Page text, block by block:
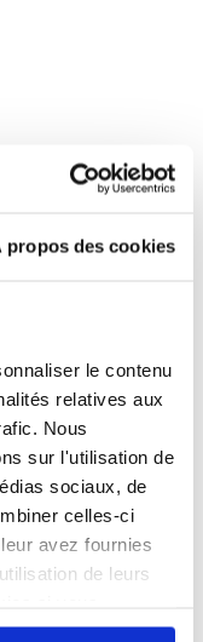
propos des cookies
le contenu
relatives aux
Nous
sur l'utilisation de
sociaux, de
celles-ci
avez fournies
de leurs